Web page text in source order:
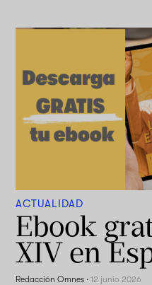
ACTUALIDAD
Ebook
XIV en
Redacción Omnes ·12 junio 2026